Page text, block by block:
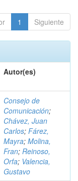
1 Siguiente
Autor(es)
Consejo de
Comunicación;
Chávez, Juan
Carlos; Fárez,
Mayra; Molina,
Fran; Reinoso,
Orfa; Valencia,
Gustavo